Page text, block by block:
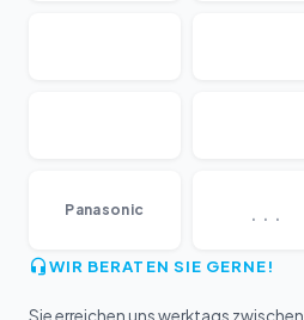
Panasonic ...
WIR BERATEN SIE GERNE!
Sie erreichen uns werktags zwischen